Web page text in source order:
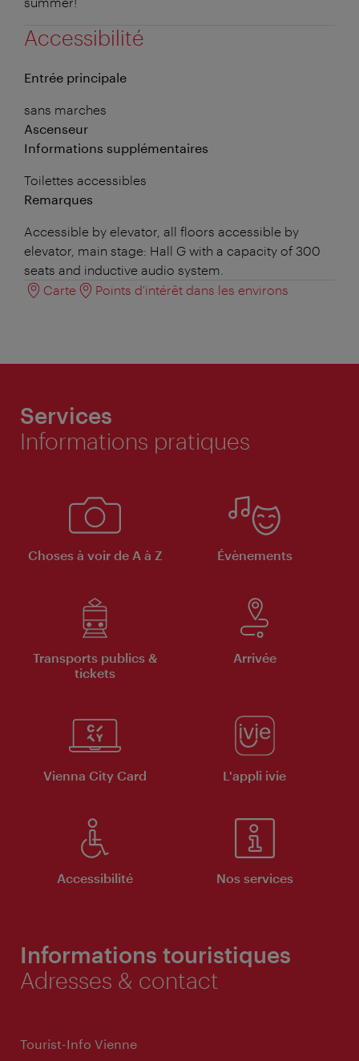
Accessibilité
Entrée principale
sans marches
Ascenseur
Informations supplémentaires
Toilettes accessibles
Remarques
Accessible by elevator, all floors accessible by
elevator, main stage: Hall G with a capacity of 300
seats and inductive audio system.
Carte
Points d'intérêt dans les environs
Services
Informations pratiques
Choses à voir de A à Z Évènements
Transports publics &
tickets
Arrivée
Vienna City Card L'appli ivie
Accessibilité Nos services
Informations touristiques
Adresses & contact
Tourist-Info Vienne